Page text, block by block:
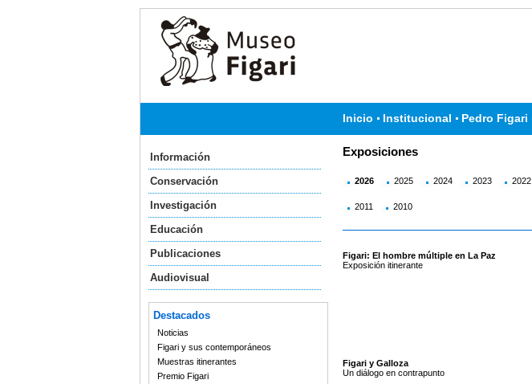
Inicio Institucional Pedro Figari
Información
Conservación
Investigación
Educación
Publicaciones
Audiovisual
Destacados
Noticias
Figari y sus contemporáneos
Muestras itinerantes
Premio Figari
Exposiciones
2026 2025 2024 2023 2022
2011 2010
Figari: El hombre múltiple en La Paz
Exposición itinerante
Figari y Galloza
Un diálogo en contrapunto